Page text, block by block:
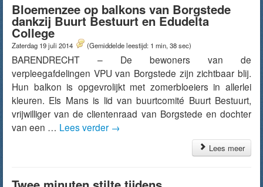
Bloemenzee op balkons van Borgstede
dankzij Buurt Bestuurt en Edudelta
College
Zaterdag 19 juli 2014 (Gemiddelde leestijd: 1 min, 38 sec)
BARENDRECHT – De bewoners van de
verpleegafdelingen VPU van Borgstede zijn zichtbaar blij.
Hun balkon is opgevrolijkt met zomerbloeiers in allerlei
kleuren. Els Mans is lid van buurtcomité Buurt Bestuurt,
vrijwilliger van de clientenraad van Borgstede en dochter
van een … Lees verder →
Lees meer